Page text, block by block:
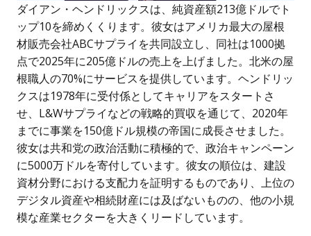
ダイアン・ヘンドリックスは、純資産額213億ドルでト
ップ10を締めくくります。彼女はアメリカ最大の屋根
材販売会社ABCサプライを共同設立し、同社は1000拠
点で2025年に205億ドルの売上を上げました。北米の屋
根職人の70%にサービスを提供しています。ヘンドリッ
クスは1978年に受付係としてキャリアをスタートさ
せ、L&Wサプライなどの戦略的買収を通じて、2020年
までに事業を150億ドル規模の帝国に成長させました。
彼女は共和党の政治活動に積極的で、政治キャンペーン
に5000万ドルを寄付しています。彼女の順位は、建設
資材分野における支配力を証明するものであり、上位の
デジタル資産や相続財産には及ばないものの、他の小規
模な産業セクターを大きくリードしています。